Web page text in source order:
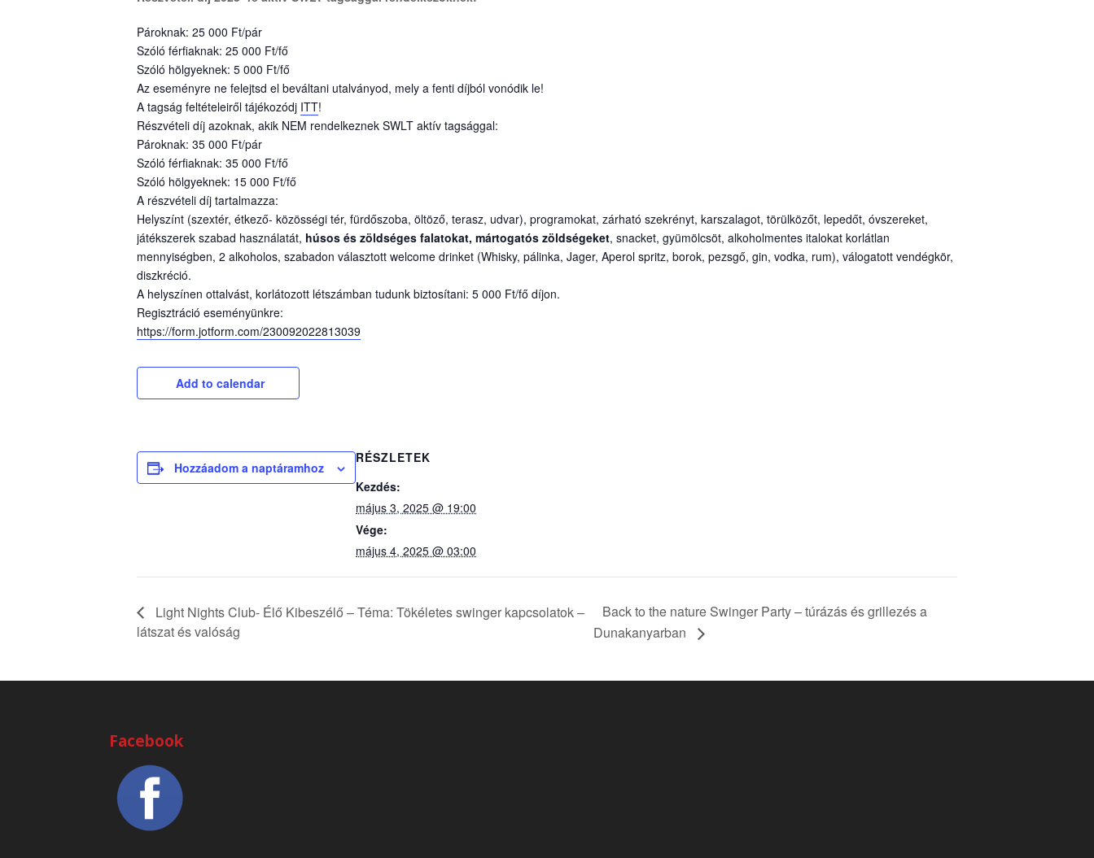
Pároknak: 25 000 Ft/pár
Szóló férfiaknak: 25 000 Ft/fő
Szóló hölgyeknek: 5 000 Ft/fő
Az eseményre ne felejtsd el beváltani utalványod, mely a fenti díjból vonódik le!
A tagság feltételeiről tájékozódj ITT!
Részvételi díj azoknak, akik NEM rendelkeznek SWLT aktív tagsággal:
Pároknak: 35 000 Ft/pár
Szóló férfiaknak: 35 000 Ft/fő
Szóló hölgyeknek: 15 000 Ft/fő
A részvételi díj tartalmazza:
Helyszínt (szextér, étkező- közösségi tér, fürdőszoba, öltöző, terasz, udvar), programokat, zárható szekrényt, karszalagot, törülközőt, lepedőt, óvszereket,
játékszerek szabad használatát, húsos és zöldséges falatokat, mártogatós zöldségeket, snacket, gyümölcsöt, alkoholmentes italokat korlátlan
mennyiségben, 2 alkoholos, szabadon választott welcome drinket (Whisky, pálinka, Jager, Aperol spritz, borok, pezsgő, gin, vodka, rum), válogatott vendégkör,
diszkréció.
A helyszínen ottalvást, korlátozott létszámban tudunk biztosítani: 5 000 Ft/fő díjon.
Regisztráció eseményünkre:
https://form.jotform.com/230092022813039
Add to calendar
Hozzáadom a naptáramhoz
RÉSZLETEK
Kezdés:
május 3, 2025 @ 19:00
Vége:
május 4, 2025 @ 03:00
Light Nights Club- Élő Kibeszélő – Téma: Tökéletes swinger kapcsolatok –
látszat és valóság
Back to the nature Swinger Party – túrázás és grillezés a
Dunakanyarban
Facebook